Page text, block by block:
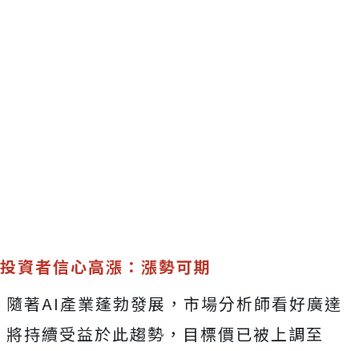
投資者信心高漲：漲勢可期
隨著AI產業蓬勃發展，市場分析師看好廣達
將持續受益於此趨勢，目標價已被上調至